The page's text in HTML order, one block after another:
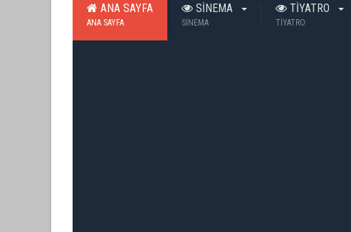
ANA SAYFA
ANA SAYFA
SİNEMA
SİNEMA
TİYATRO
TİYATRO